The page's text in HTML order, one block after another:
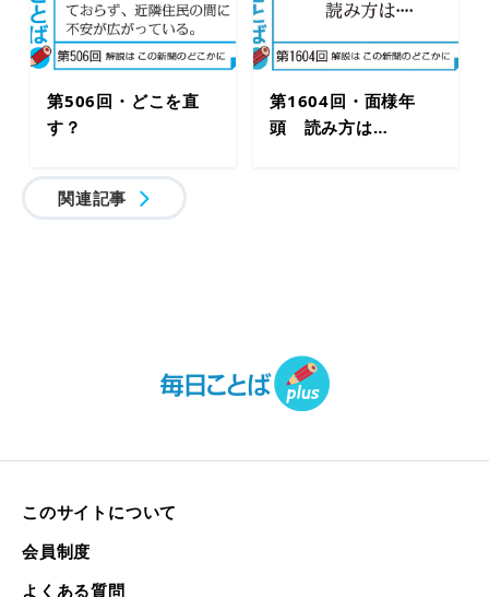
第506回・どこを直
す？
第1604回・面様年
頭 読み方は…
関連記事
このサイトについて
会員制度
よくある質問